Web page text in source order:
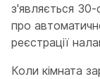
з'являється
про
реєстрації
Коли кімната